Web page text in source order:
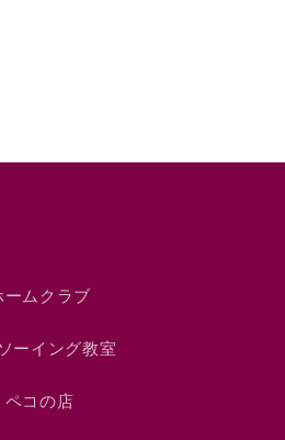
ームクラブ
ーイング教室
ペコの店